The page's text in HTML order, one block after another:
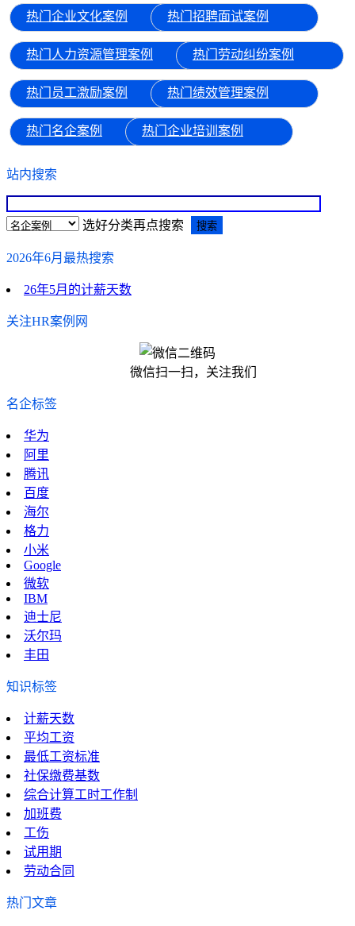
热门企业文化案例 热门招聘面试案例
热门人力资源管理案例 热门劳动纠纷案例
热门员工激励案例 热门绩效管理案例
热门名企案例 热门企业培训案例
站内搜索
选好分类再点搜索
2026年6月最热搜索
26年5月的计薪天数
关注HR案例网
微信扫一扫，关注我们
名企标签
华为
阿里
腾讯
百度
海尔
格力
小米
Google
微软
IBM
迪士尼
沃尔玛
丰田
知识标签
计薪天数
平均工资
最低工资标准
社保缴费基数
综合计算工时工作制
加班费
工伤
试用期
劳动合同
热门文章